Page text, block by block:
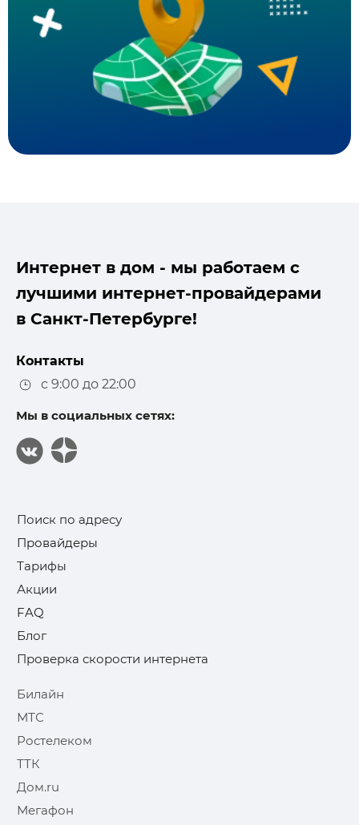
Интернет в дом - мы работаем с
лучшими интернет-провайдерами
в Санкт-Петербурге!
Контакты
с 9:00 до 22:00
Мы в социальных сетях:
Поиск по адресу
Провайдеры
Тарифы
Акции
FAQ
Блог
Проверка скорости интернета
Билайн
МТС
Ростелеком
ТТК
Дом.ru
Мегафон